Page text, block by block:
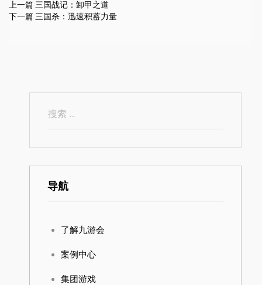
上一篇 三国战记：卸甲之道
下一篇 三国杀：迅速积蓄力量
导航
了解九游会
案例中心
集团游戏